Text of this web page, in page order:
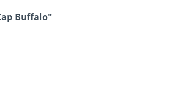
Buffalo"